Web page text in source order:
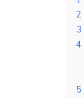
2
3
4
5